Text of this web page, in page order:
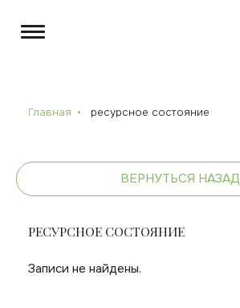
Главная ресурсное состояние
ВЕРНУТЬСЯ НАЗАД
РЕСУРСНОЕ СОСТОЯНИЕ
Записи не найдены.